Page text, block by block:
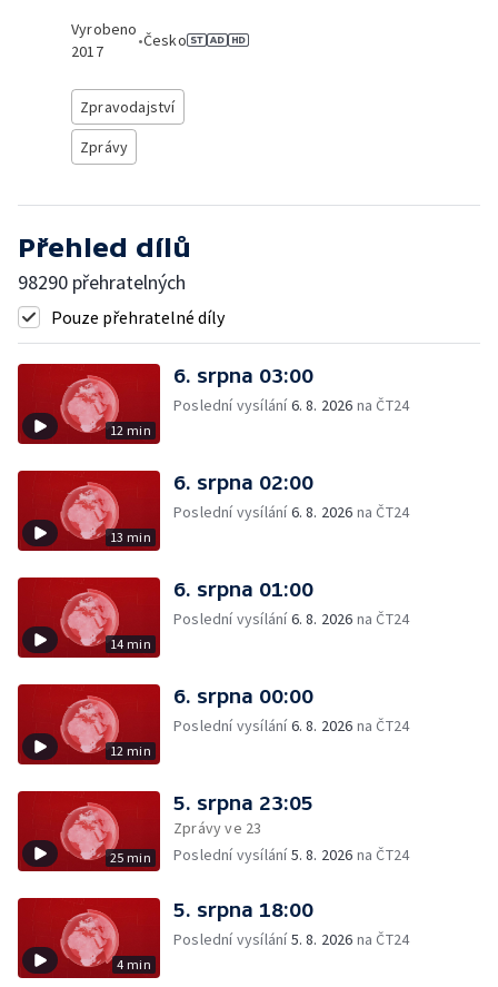
Vyrobeno
2017
•Česko
Zpravodajství
Zprávy
Přehled dílů
98290 přehratelných
Pouze přehratelné díly
12 min
6. srpna 03:00
Poslední vysílání6. 8. 2026 na ČT24
13 min
6. srpna 02:00
Poslední vysílání6. 8. 2026 na ČT24
14 min
6. srpna 01:00
Poslední vysílání6. 8. 2026 na ČT24
12 min
6. srpna 00:00
Poslední vysílání6. 8. 2026 na ČT24
25 min
5. srpna 23:05
Zprávy ve 23
Poslední vysílání5. 8. 2026 na ČT24
4 min
5. srpna 18:00
Poslední vysílání5. 8. 2026 na ČT24